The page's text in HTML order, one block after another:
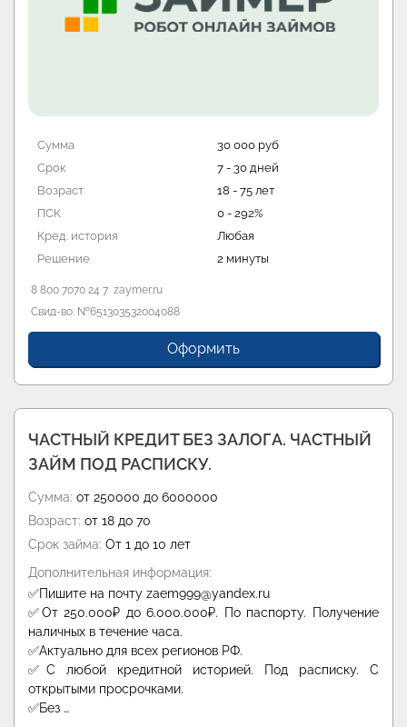
Сумма
50 000 руб
Срок
1 - 168 дней
Возраст
18 - 65 лет
ПСК
0 - 292%
Кред. история
Любая
Решение
5 - 30 мин
8 499 951 91 80 turbozaim.ru
Свид-во: №651303045003951
Оформить
ЧАСТНЫЙ КРЕДИТ БЕЗ ЗАЛОГА. ЧАСТНЫЙ
ЗАЙМ ПОД РАСПИСКУ.
Сумма: от 250000 до 6000000
Возраст: от 18 до 70
Срок займа: От 1 до 10 лет
Дополнительная информация:
✅Пишите на почту zaem999@yandex.ru
✅От 250.000₽ до 6.000.000₽. По паспорту. Получение
наличных в течение часа.
✅Актуально для всех регионов РФ.
✅С любой кредитной историей. Под расписку. С
открытыми просрочками.
✅Без …